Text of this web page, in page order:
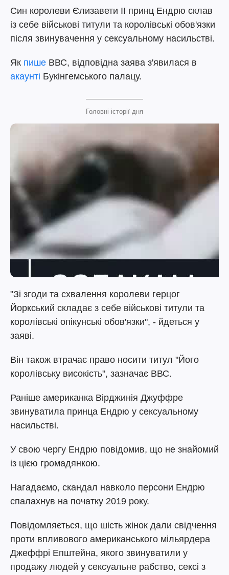
Син королеви Єлизавети II принц Ендрю склав
із себе військові титули та королівські обов'язки
після звинувачення у сексуальному насильстві.
Як пише ВВС, відповідна заява з'явилася в
акаунті Букінгемського палацу.
Головні історії дня
"Зі згоди та схвалення королеви герцог
Йоркський складає з себе військові титули та
королівські опікунські обов'язки", - йдеться у
заяві.
Він також втрачає право носити титул "Його
королівську високість", зазначає ВВС.
Раніше американка Вірджинія Джуффре
звинуватила принца Ендрю у сексуальному
насильстві.
У свою чергу Ендрю повідомив, що не знайомий
із цією громадянкою.
Нагадаємо, скандал навколо персони Ендрю
спалахнув на початку 2019 року.
Повідомляється, що шість жінок дали свідчення
проти впливового американського мільярдера
Джеффрі Епштейна, якого звинуватили у
продажу людей у сексуальне рабство, сексі з